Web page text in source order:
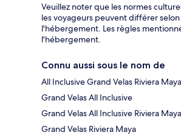
Veuillez noter que les normes
les voyageurs peuvent différer
l'hébergement. Les règles
l'hébergement.
Connu aussi sous le nom de
All Inclusive Grand Velas Riviera Maya
Grand Velas All Inclusive
Grand Velas All Inclusive Riviera Maya
Grand Velas Riviera Maya